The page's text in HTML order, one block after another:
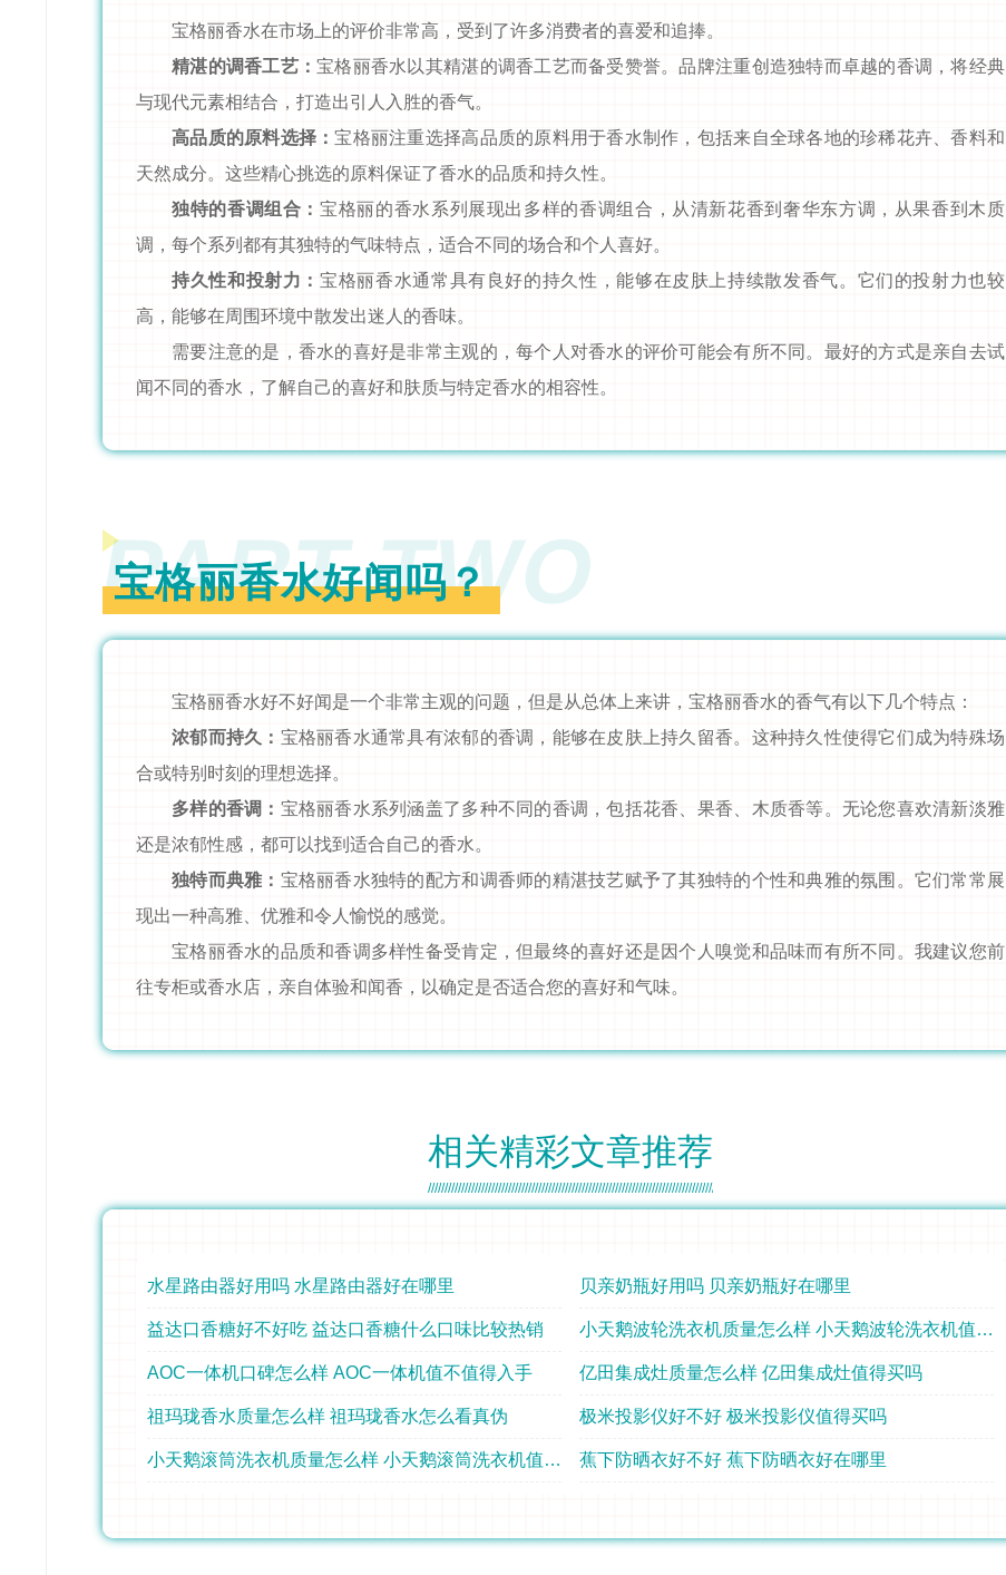
宝格丽香水在市场上的评价非常高，受到了许多消费者的喜爱和追捧。
精湛的调香工艺：宝格丽香水以其精湛的调香工艺而备受赞誉。品牌注重创造独特而卓越的香调，将经典
与现代元素相结合，打造出引人入胜的香气。
高品质的原料选择：宝格丽注重选择高品质的原料用于香水制作，包括来自全球各地的珍稀花卉、香料和
天然成分。这些精心挑选的原料保证了香水的品质和持久性。
独特的香调组合：宝格丽的香水系列展现出多样的香调组合，从清新花香到奢华东方调，从果香到木质
调，每个系列都有其独特的气味特点，适合不同的场合和个人喜好。
持久性和投射力：宝格丽香水通常具有良好的持久性，能够在皮肤上持续散发香气。它们的投射力也较
高，能够在周围环境中散发出迷人的香味。
需要注意的是，香水的喜好是非常主观的，每个人对香水的评价可能会有所不同。最好的方式是亲自去试
闻不同的香水，了解自己的喜好和肤质与特定香水的相容性。
宝格丽香水好闻吗？
PART TWO
宝格丽香水好不好闻是一个非常主观的问题，但是从总体上来讲，宝格丽香水的香气有以下几个特点：
浓郁而持久： 宝格丽香水通常具有浓郁的香调，能够在皮肤上持久留香。这种持久性使得它们成为特殊场
合或特别时刻的理想选择。
多样的香调： 宝格丽香水系列涵盖了多种不同的香调，包括花香、果香、木质香等。无论您喜欢清新淡雅
还是浓郁性感，都可以找到适合自己的香水。
独特而典雅： 宝格丽香水独特的配方和调香师的精湛技艺赋予了其独特的个性和典雅的氛围。它们常常展
现出一种高雅、优雅和令人愉悦的感觉。
宝格丽香水的品质和香调多样性备受肯定，但最终的喜好还是因个人嗅觉和品味而有所不同。我建议您前
往专柜或香水店，亲自体验和闻香，以确定是否适合您的喜好和气味。
相关精彩文章推荐
水星路由器好用吗 水星路由器好在哪里 贝亲奶瓶好用吗 贝亲奶瓶好在哪里
益达口香糖好不好吃 益达口香糖什么口味比较热销 小天鹅波轮洗衣机质量怎么样 小天鹅波轮洗衣机值不值得买
AOC一体机口碑怎么样 AOC一体机值不值得入手 亿田集成灶质量怎么样 亿田集成灶值得买吗
祖玛珑香水质量怎么样 祖玛珑香水怎么看真伪 极米投影仪好不好 极米投影仪值得买吗
小天鹅滚筒洗衣机质量怎么样 小天鹅滚筒洗衣机值得购买吗 蕉下防晒衣好不好 蕉下防晒衣好在哪里